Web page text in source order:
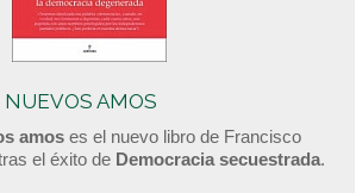
AMOS
amos es el nuevo libro de Francisco
el éxito de Democracia secuestrada.